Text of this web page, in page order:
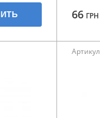
66 ГРН